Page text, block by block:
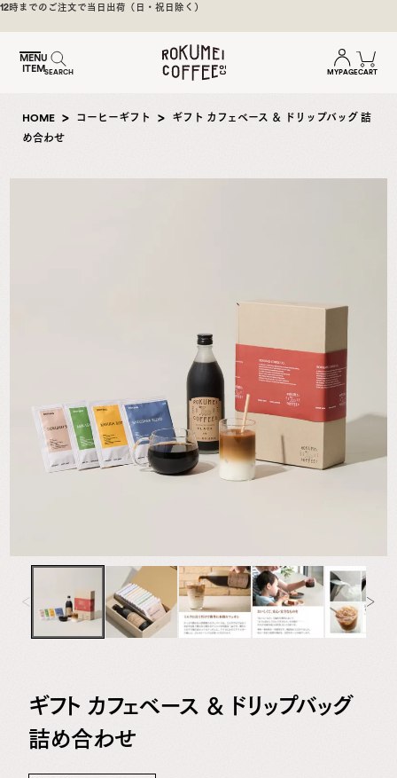
MENU
ITEMSEARCH
煎
日
本
一
奈
良
ス
専
MYPAGECART
6480円（税込）以上のお買い上げで送料無料（一部地域除く）
お届け
HOME コーヒーギフト
ギフト カフェベース ＆ ドリップバッグ 詰
め合わせ
ギフト カフェベース ＆ ドリップバッグ
詰め合わせ